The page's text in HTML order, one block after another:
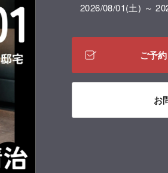
2026/08/01(土) ～
ご予
お